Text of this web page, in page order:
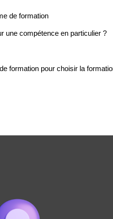
de formation
une compétence en particulier ?
formation pour choisir la